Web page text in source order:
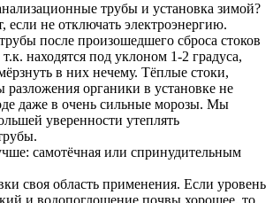
трубы и установка зимой?
если не отключать электроэнергию.
после произошедшего сброса стоков
находятся под уклоном 1-2 градуса,
в них нечему. Тёплые стоки,
разложения органики в установке не
даже в очень сильные морозы. Мы
уверенности утеплять
самотёчная или спринудительным
своя область применения. Если уровень